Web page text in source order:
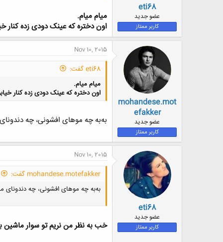
eti68
عضو جدید
کاربر ممتاز
میام میام.
اون دختره که عینک دودی زده کنار
mohandese.mot
efakker
عضو جدید
کاربر ممتاز
Nov 10, 2015
eti68 گفت:
میام میام.
اون دختره که عینک دودی زده کنار
به‌به چه موهای افشونی، چه
eti68
عضو جدید
کاربر ممتاز
Nov 10, 2015
mohandese.motefakker گفت:
به‌به چه موهای افشونی، چه دندونای
خب به نظر من نریم تو سوار ماشین